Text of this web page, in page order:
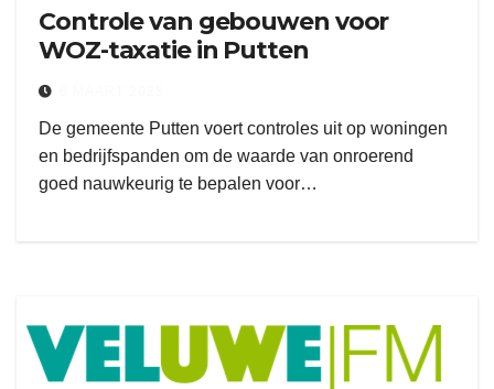
Controle van gebouwen voor
WOZ-taxatie in Putten
De gemeente Putten voert controles uit op woningen
en bedrijfspanden om de waarde van onroerend
goed nauwkeurig te bepalen voor…